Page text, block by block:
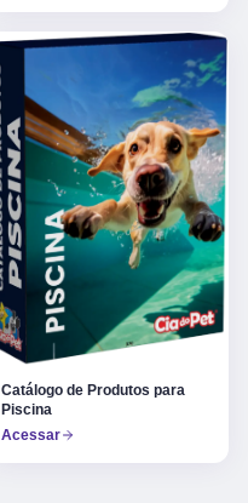
Catálogo de Produtos para
Piscina
Acessar